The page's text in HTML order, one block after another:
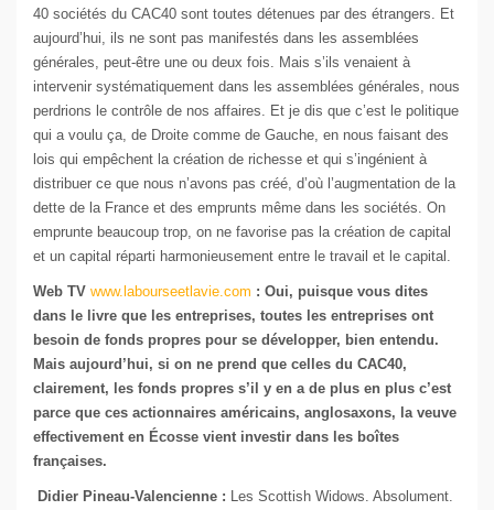
40 sociétés du CAC40 sont toutes détenues par des étrangers. Et
aujourd’hui, ils ne sont pas manifestés dans les assemblées
générales, peut-être une ou deux fois. Mais s’ils venaient à
intervenir systématiquement dans les assemblées générales, nous
perdrions le contrôle de nos affaires. Et je dis que c’est le politique
qui a voulu ça, de Droite comme de Gauche, en nous faisant des
lois qui empêchent la création de richesse et qui s’ingénient à
distribuer ce que nous n’avons pas créé, d’où l’augmentation de la
dette de la France et des emprunts même dans les sociétés. On
emprunte beaucoup trop, on ne favorise pas la création de capital
et un capital réparti harmonieusement entre le travail et le capital.
Web TV www.labourseetlavie.com : Oui, puisque vous dites
dans le livre que les entreprises, toutes les entreprises ont
besoin de fonds propres pour se développer, bien entendu.
Mais aujourd’hui, si on ne prend que celles du CAC40,
clairement, les fonds propres s’il y en a de plus en plus c’est
parce que ces actionnaires américains, anglosaxons, la veuve
effectivement en Écosse vient investir dans les boîtes
françaises.
Didier Pineau-Valencienne : Les Scottish Widows. Absolument.